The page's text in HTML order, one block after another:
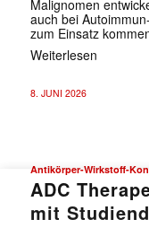
Malignomen
auch bei
zum Einsatz
Weiterlesen
8. JUNI 2026
Antikörper-Wirkstoff-
ADC
mit